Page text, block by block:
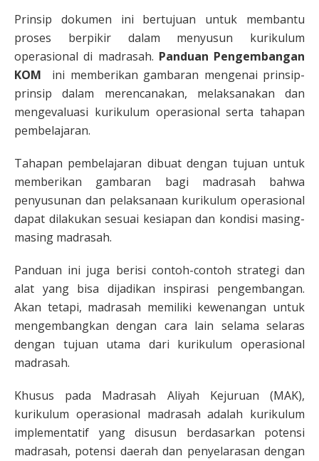
Prinsip dokumen ini bertujuan untuk membantu
proses berpikir dalam menyusun kurikulum
operasional di madrasah. Panduan Pengembangan
KOM ini memberikan gambaran mengenai prinsip-
prinsip dalam merencanakan, melaksanakan dan
mengevaluasi kurikulum operasional serta tahapan
pembelajaran.
Tahapan pembelajaran dibuat dengan tujuan untuk
memberikan gambaran bagi madrasah bahwa
penyusunan dan pelaksanaan kurikulum operasional
dapat dilakukan sesuai kesiapan dan kondisi masing-
masing madrasah.
Panduan ini juga berisi contoh-contoh strategi dan
alat yang bisa dijadikan inspirasi pengembangan.
Akan tetapi, madrasah memiliki kewenangan untuk
mengembangkan dengan cara lain selama selaras
dengan tujuan utama dari kurikulum operasional
madrasah.
Khusus pada Madrasah Aliyah Kejuruan (MAK),
kurikulum operasional madrasah adalah kurikulum
implementatif yang disusun berdasarkan potensi
madrasah, potensi daerah dan penyelarasan dengan